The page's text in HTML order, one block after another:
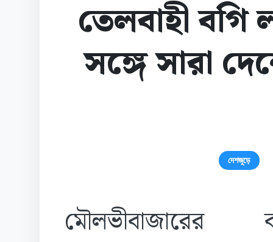
তেলবাহী বগি
সঙ্গে সারা
দেশজুড়ে
মৌলভীবাজারের